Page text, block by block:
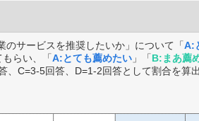
サービスを推奨したいか」について「A:
もらい、「A:とても薦めたい 」「B:まあ薦
C=3-5回答、D=1-2回答として割合を算出